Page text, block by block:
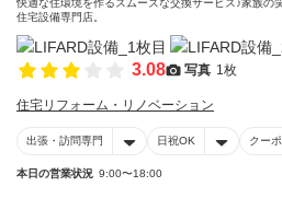
快適な住環境を作るスムーズな交換サービス♪家族の
住宅設備専門店。
3.08 写真 1枚
住宅リフォーム・リノベーション
出張・訪問専門 日祝OK クー
本日の営業状況 9:00〜18:00